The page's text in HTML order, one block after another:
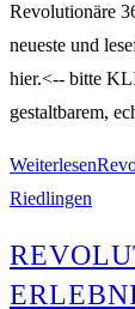
Revolutionäre
neueste und
hier.<-- bitte
gestaltbarem,
Weiterlesen
Riedlingen